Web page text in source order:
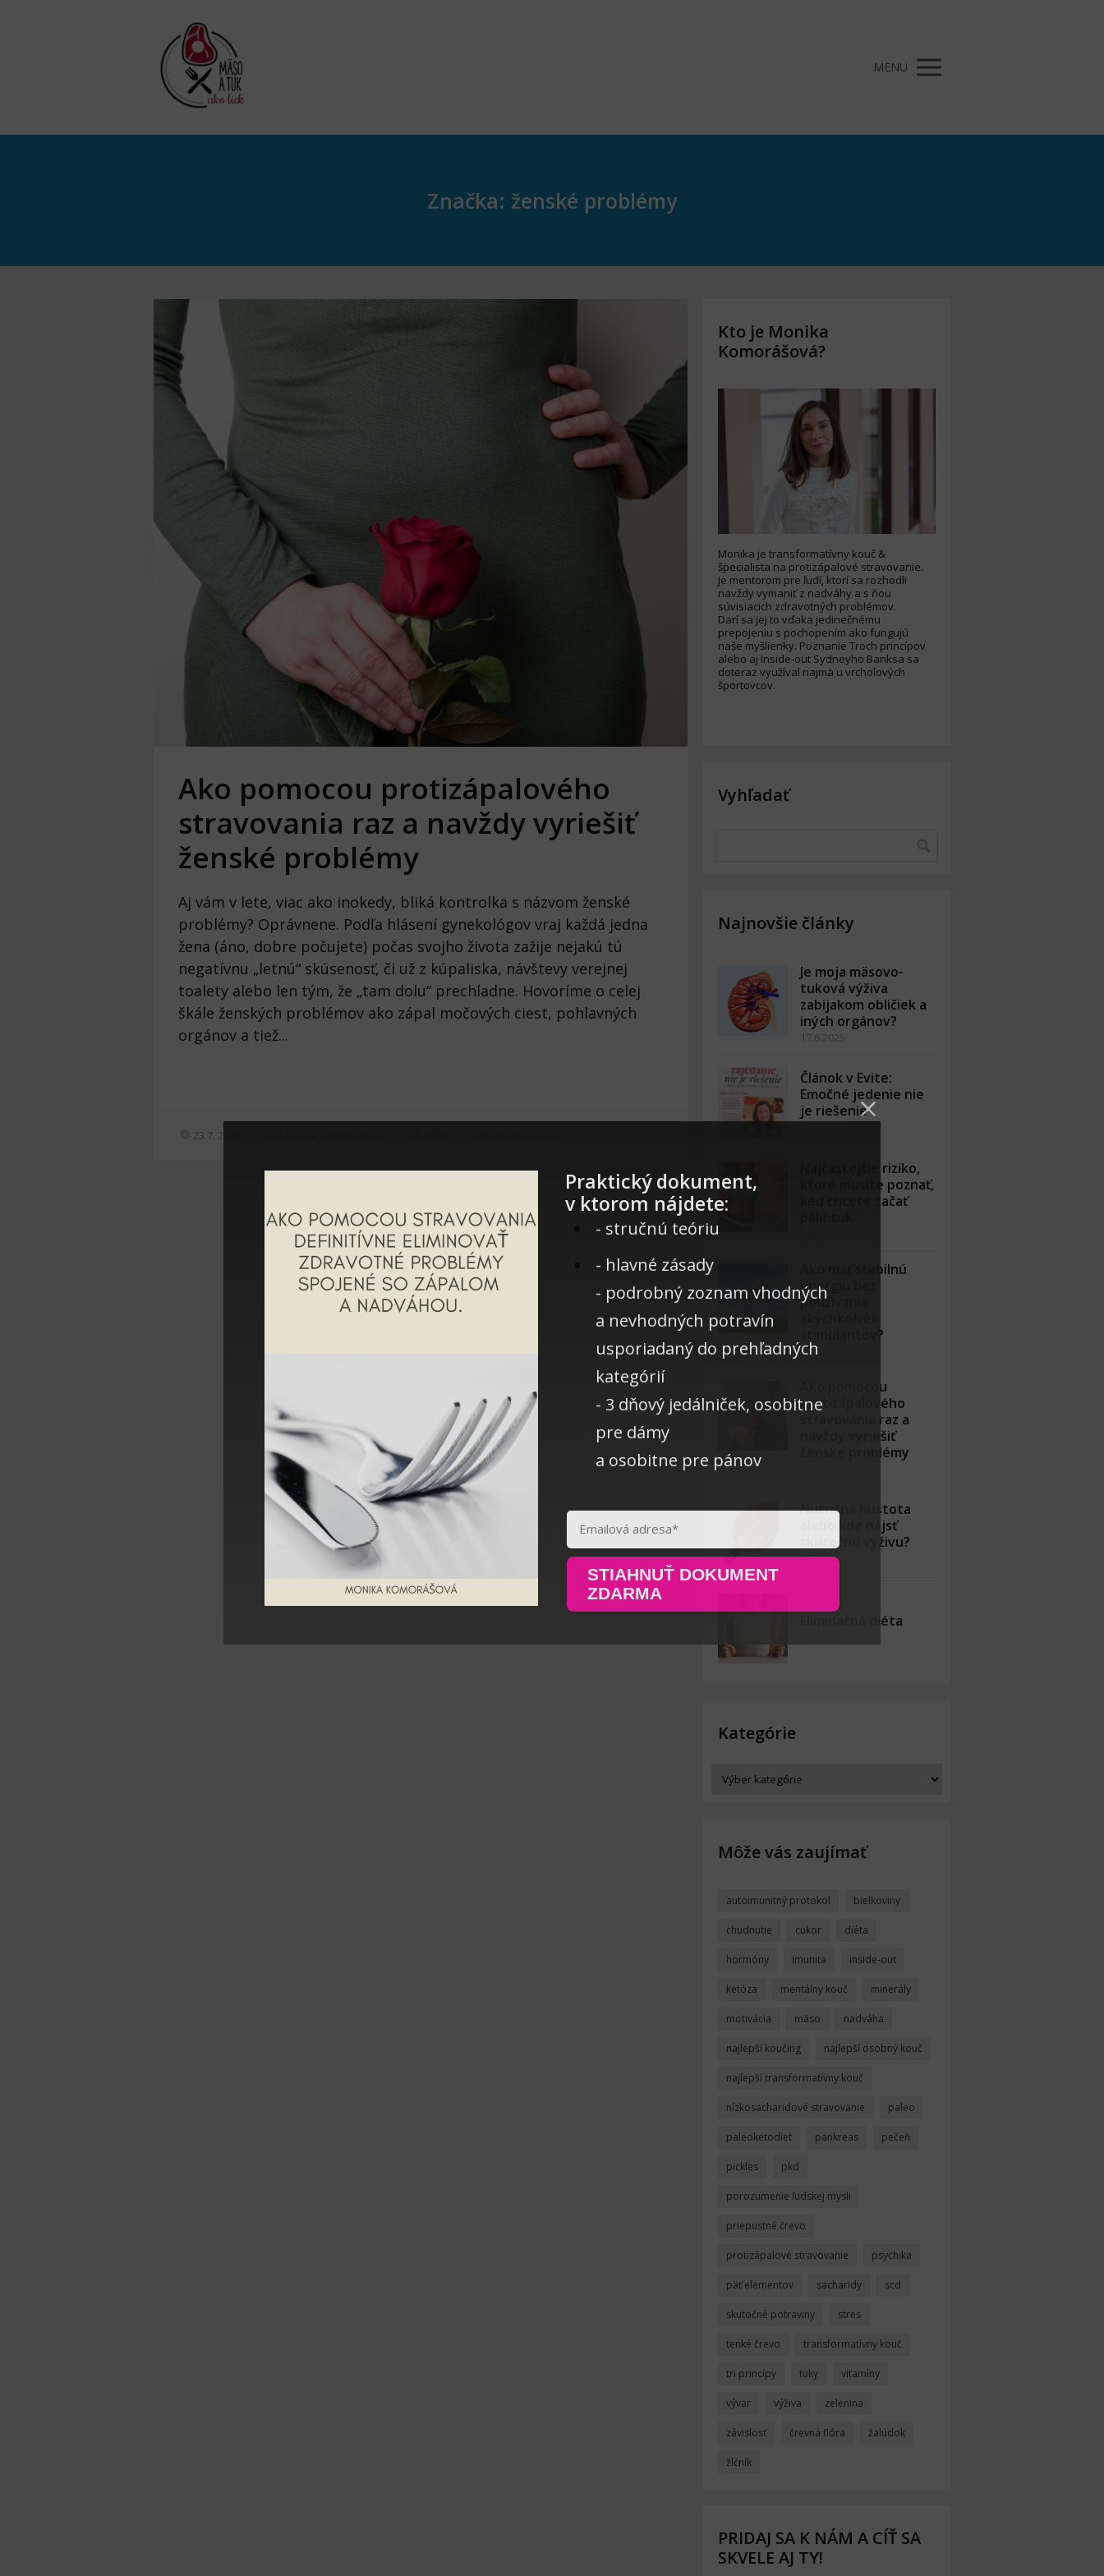
MENU
Značka: ženské problémy
Ako pomocou protizápalového
stravovania raz a navždy vyriešiť
ženské problémy
Aj vám v lete, viac ako inokedy, bliká kontrolka s názvom ženské
problémy? Oprávnene. Podľa hlásení gynekológov vraj každá jedna
žena (áno, dobre počujete) počas svojho života zažije nejakú tú
negatívnu „letnú“ skúsenosť, či už z kúpaliska, návštevy verejnej
toalety alebo len tým, že „tam dolu“ prechladne. Hovoríme o celej
škále ženských problémov ako zápal močových ciest, pohlavných
orgánov a tiež...
23.7. 2023
Kto je Monika
Komorášová?
Monika je transformatívny kouč &
špecialista na protizápalové stravovanie.
Je mentorom pre ľudí, ktorí sa rozhodli
navždy vymaniť z nadváhy a s ňou
súvisiacich zdravotných problémov.
Darí sa jej to vďaka jedinečnému
prepojeniu s pochopením ako fungujú
naše myšlienky. Poznanie Troch princípov
alebo aj Inside-out Sydneyho Banksa sa
doteraz využíval najmä u vrcholových
športovcov.
Vyhľadať
Najnovšie články
Je moja mäsovo-
tuková výživa
zabijakom obličiek a
iných orgánov?
17.6.2025
Článok v Evite:
Emočné jedenie nie
je riešenie
Najčastejšie riziko,
ktoré musíte poznať,
keď chcete začať
Ako mať stabilnú
energiu bez
používania
stimulantov?
27.7.2023
Ako pomocou
protizápalového
stravovania raz a
navždy vyriešiť
ženské problémy
Nutričná hustota
alebo kde nájsť
skutočnú výživu?
19.7.2022
Eliminačná diéta
Kategórie
Môže vás zaujímať
autoimunitný protokol bielkoviny
chudnutie cukor diéta
hormóny imunita inside-out
ketóza mentálny kouč minerály
motivácia mäso nadváha
najlepší koučing najlepší osobný kouč
najlepší transformatívny kouč
nízkosacharidové stravovanie paleo
paleoketodiet pankreas pečeň
pickles pkd
porozumenie ľudskej mysli
priepustné črevo
protizápalové stravovanie psychika
päť elementov sacharidy scd
skutočné potraviny stres
tenké črevo transformatívny kouč
tri princípy tuky vitamíny
vývar výživa zelenina
závislosť črevná flóra žalúdok
žlčník
PRIDAJ SA K NÁM A CÍŤ SA
SKVELE AJ TY!
Praktický dokument,
v ktorom nájdete:
- stručnú teóriu
- hlavné zásady
- podrobný zoznam vhodných
a nevhodných potravín
usporiadaný do prehľadných
kategórií
- 3 dňový jedálniček, osobitne
pre dámy
a osobitne pre pánov
STIAHNUŤ DOKUMENT
ZDARMA